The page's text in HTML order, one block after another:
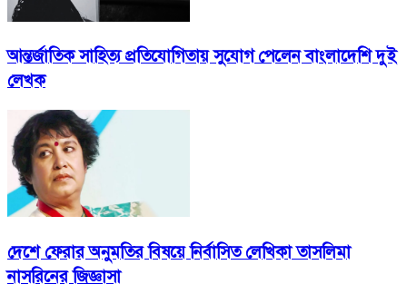
আন্তর্জাতিক সাহিত্য প্রতিযোগিতায় সুযোগ পেলেন বাংলাদেশি দুই
লেখক
দেশে ফেরার অনুমতির বিষয়ে নির্বাসিত লেখিকা তাসলিমা
নাসরিনের জিজ্ঞাসা